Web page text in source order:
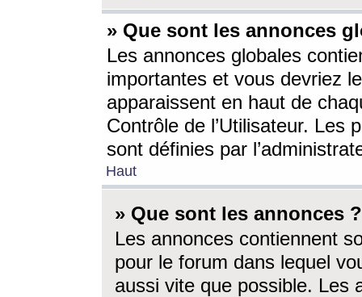
» Que sont les annonces
Les annonces globales
importantes et vous devriez
apparaissent en haut de
Contrôle de l’Utilisateur. Les
sont définies par
Haut
» Que sont les annonces ?
Les annonces contiennent
pour le forum dans lequel
aussi vite que possible. Les